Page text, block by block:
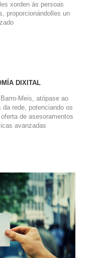
xorden ás persoas
proporcionándolles un
DIXITAL
Meis, atópase ao
rede, potenciando os
de asesoramentos
avanzadas